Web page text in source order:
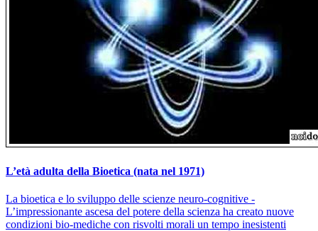
L’età adulta della Bioetica (nata nel 1971)
La bioetica e lo sviluppo delle scienze neuro-cognitive -
L’impressionante ascesa del potere della scienza ha creato nuove
condizioni bio-mediche con risvolti morali un tempo inesistenti